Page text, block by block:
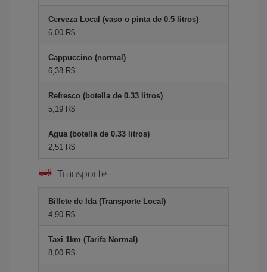
Cerveza Local (vaso o pinta de 0.5 litros)
6,00 R$
Cappuccino (normal)
6,38 R$
Refresco (botella de 0.33 litros)
5,19 R$
Agua (botella de 0.33 litros)
2,51 R$
Transporte
Billete de Ida (Transporte Local)
4,90 R$
Taxi 1km (Tarifa Normal)
8,00 R$